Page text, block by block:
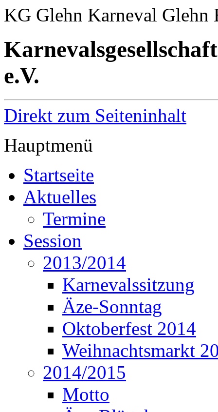
KG Glehn Karneval Glehn
e.V.
Direkt zum Seiteninhalt
Hauptmenü
Startseite
Aktuelles
Termine
Session
2013/2014
Karnevalssitzung
Äze-Sonntag
Oktoberfest 2014
Weihnachtsmarkt
2014/2015
Motto